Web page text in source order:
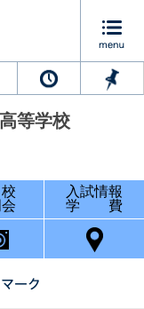
等学校
入試情報
学 費